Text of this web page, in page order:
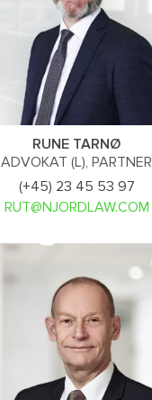
RUNE TARNØ
ADVOKAT (L), PARTNER
(+45) 23 45 53 97
RUT@NJORDLAW.COM